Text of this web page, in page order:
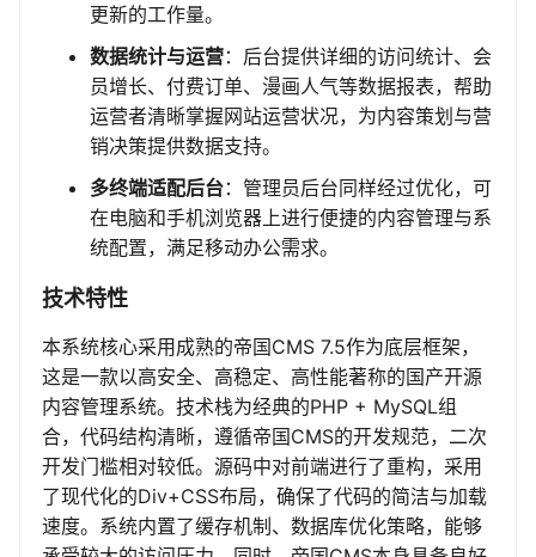
更新的工作量。
数据统计与运营：后台提供详细的访问统计、会
员增长、付费订单、漫画人气等数据报表，帮助
运营者清晰掌握网站运营状况，为内容策划与营
销决策提供数据支持。
多终端适配后台：管理员后台同样经过优化，可
在电脑和手机浏览器上进行便捷的内容管理与系
统配置，满足移动办公需求。
技术特性
本系统核心采用成熟的帝国CMS 7.5作为底层框架，
这是一款以高安全、高稳定、高性能著称的国产开源
内容管理系统。技术栈为经典的PHP + MySQL组
合，代码结构清晰，遵循帝国CMS的开发规范，二次
开发门槛相对较低。源码中对前端进行了重构，采用
了现代化的Div+CSS布局，确保了代码的简洁与加载
速度。系统内置了缓存机制、数据库优化策略，能够